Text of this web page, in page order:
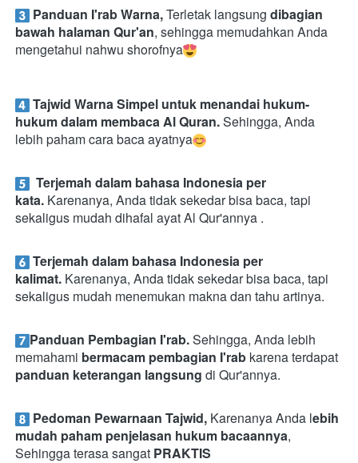
Panduan I'rab Warna, Terletak langsung dibagian
bawah halaman Qur'an, sehingga memudahkan Anda
mengetahui nahwu shorofnya
Tajwid Warna Simpel untuk menandai hukum-
hukum dalam membaca Al Quran. Sehingga, Anda
lebih paham cara baca ayatnya
Terjemah dalam bahasa Indonesia per
kata. Karenanya, Anda tidak sekedar bisa baca, tapi
sekaligus mudah dihafal ayat Al Qur'annya .
Terjemah dalam bahasa Indonesia per
kalimat. Karenanya, Anda tidak sekedar bisa baca, tapi
sekaligus mudah menemukan makna dan tahu artinya.
Panduan Pembagian I'rab. Sehingga, Anda lebih
memahami bermacam pembagian I'rab
panduan keterangan langsung di Qur'annya.
Pedoman Pewarnaan Tajwid, Karenanya Anda lebih
mudah paham penjelasan hukum bacaannya,
Sehingga terasa sangat PRAKTIS